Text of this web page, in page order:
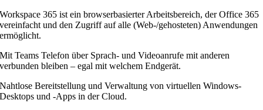
Workspace 365 ist ein browserbasierter Arbeitsbereich, der Office 365
vereinfacht und den Zugriff auf alle (Web-/gehosteten) Anwendungen
ermöglicht.
Mit Teams Telefon über Sprach- und Videoanrufe mit anderen
verbunden bleiben – egal mit welchem Endgerät.
Nahtlose Bereitstellung und Verwaltung von virtuellen Windows-
Desktops und -Apps in der Cloud.